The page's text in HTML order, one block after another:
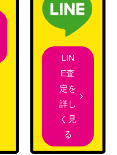
LIN
E査
定を
詳し
く見
る